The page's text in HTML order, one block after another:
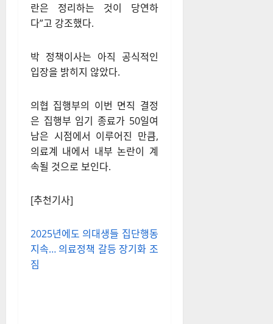
란은 정리하는 것이 당연하
다”고 강조했다.
박 정책이사는 아직 공식적인
입장을 밝히지 않았다.
의협 집행부의 이번 면직 결정
은 집행부 임기 종료가 50일여
남은 시점에서 이루어진 만큼,
의료계 내에서 내부 논란이 계
속될 것으로 보인다.
[추천기사]
2025년에도 의대생들 집단행동
지속… 의료정책 갈등 장기화 조
짐